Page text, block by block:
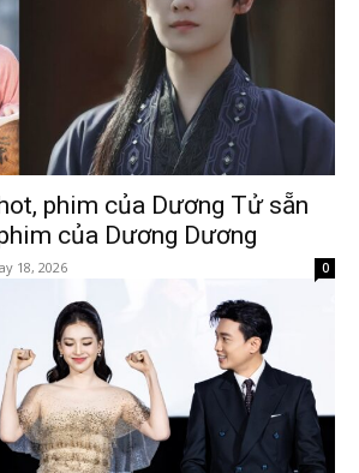
phim của Dương Tử sẵn
của Dương Dương
18, 2026 0